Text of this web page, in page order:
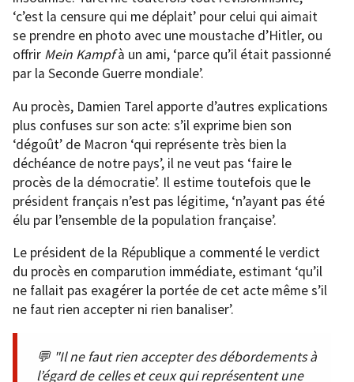
‘c’est la censure qui me déplait’ pour celui qui aimait
se prendre en photo avec une moustache d’Hitler, ou
offrir Mein Kampfà un ami, ‘parce qu’il était passionné
par la Seconde Guerre mondiale’.
Au procès, Damien Tarel apporte d’autres explications
plus confuses sur son acte: s’il exprime bien son
‘dégoût’ de Macron ‘qui représente très bien la
déchéance de notre pays’, il ne veut pas ‘faire le
procès de la démocratie’. Il estime toutefois que le
président français n’est pas légitime, ‘n’ayant pas été
élu par l’ensemble de la population française’.
Le président de la République a commenté le verdict
du procès en comparution immédiate, estimant ‘qu’il
ne fallait pas exagérer la portée de cet acte même s’il
ne faut rien accepter ni rien banaliser’.
💬 "Il ne faut rien accepter des débordements à
l’égard de celles et ceux qui représentent une